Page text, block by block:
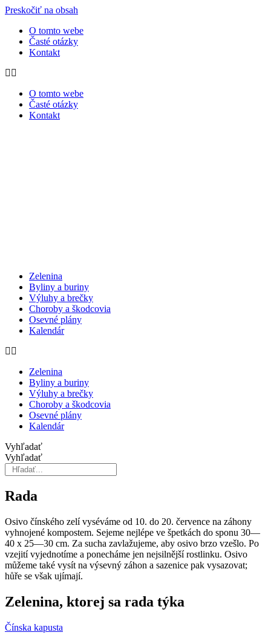
Preskočiť na obsah
O tomto webe
Časté otázky
Kontakt
O tomto webe
Časté otázky
Kontakt
Zelenina
Byliny a buriny
Výluhy a brečky
Choroby a škodcovia
Osevné plány
Kalendár
Zelenina
Byliny a buriny
Výluhy a brečky
Choroby a škodcovia
Osevné plány
Kalendár
Vyhľadať
Vyhľadať
Rada
Osivo čínského zelí vyséváme od 10. do 20. července na záho­ny
vyhnojené kompostem. Sejeme nejlépe ve špetkách do sponu 30—
40 x 25—30 cm. Za sucha za­vlažujeme, aby osivo brzo vzešlo. Po
vze­jití vyjednotíme a ponecháme jen nejsil­nější rostlinku. Osivo
můžeme také vysít na výsevný záhon a sazenice pak vysazo­vat;
hůře se však ujímají.
Zelenina, ktorej sa rada týka
Čínska kapusta